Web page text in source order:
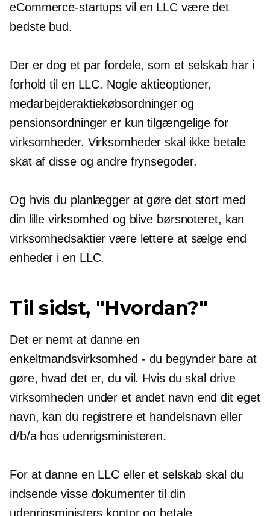
eCommerce-startups vil en LLC være det
bedste bud.
Der er dog et par fordele, som et selskab har i
forhold til en LLC. Nogle aktieoptioner,
medarbejderaktiekøbsordninger og
pensionsordninger er kun tilgængelige for
virksomheder. Virksomheder skal ikke betale
skat af disse og andre frynsegoder.
Og hvis du planlægger at gøre det stort med
din lille virksomhed og blive børsnoteret, kan
virksomhedsaktier være lettere at sælge end
enheder i en LLC.
Til sidst, "Hvordan?"
Det er nemt at danne en
enkeltmandsvirksomhed - du begynder bare at
gøre, hvad det er, du vil. Hvis du skal drive
virksomheden under et andet navn end dit eget
navn, kan du registrere et handelsnavn eller
d/b/a hos udenrigsministeren.
For at danne en LLC eller et selskab skal du
indsende visse dokumenter til din
udenrigsministers kontor og betale